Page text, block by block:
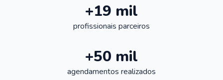
+19 mil
profissionais parceiros
+50 mil
agendamentos realizados